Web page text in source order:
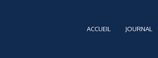
ACCUEIL JOURNAL